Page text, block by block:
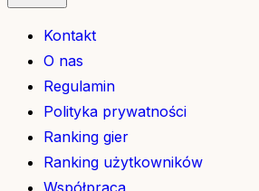
Kontakt
O nas
Regulamin
Polityka prywatności
Ranking gier
Ranking użytkowników
Współpraca